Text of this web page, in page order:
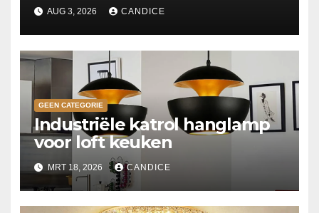
AUG 3, 2026 CANDICE
GEEN CATEGORIE
Industriële katrol hanglamp
voor loft keuken
MRT 18, 2026 CANDICE